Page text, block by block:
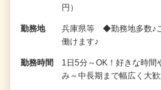
円）
勤務地
兵庫県等 ◆勤務地多数♪
働けます♪
勤務時間
1日5分～OK！好きな時
み～中長期まで幅広く大歓